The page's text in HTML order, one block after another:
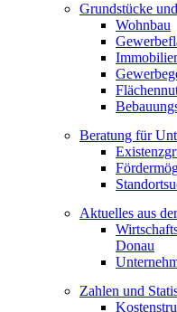
Grundstücke
Wohnbau
Beratung für
Aktuelles aus
Donau
Zahlen und